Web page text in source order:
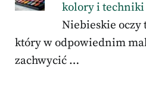
kolory i
Niebieskie oczy
który w odpowiednim
zachwycić …